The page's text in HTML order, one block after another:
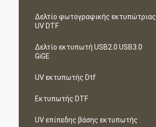
Δελτίο φωτογραφικής εκτυπώτριας
UV DTF
Δελτίο εκτυπωτή USB2.0 USB3.0
GiGE
UV εκτυπωτής Dtf
Εκτυπωτής DTF
UV επίπεδης βάσης εκτυπωτής